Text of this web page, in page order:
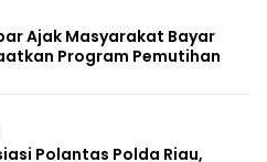
Ajak Masyarakat Bayar
Program Pemutihan
Polantas Polda Riau,